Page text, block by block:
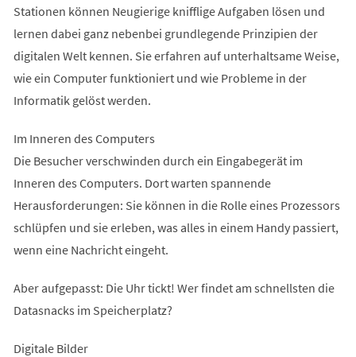
Stationen können Neugierige knifflige Aufgaben lösen und
lernen dabei ganz nebenbei grundlegende Prinzipien der
digitalen Welt kennen. Sie erfahren auf unterhaltsame Weise,
wie ein Computer funktioniert und wie Probleme in der
Informatik gelöst werden.
Im Inneren des Computers
Die Besucher verschwinden durch ein Eingabegerät im
Inneren des Computers. Dort warten spannende
Herausforderungen: Sie können in die Rolle eines Prozessors
schlüpfen und sie erleben, was alles in einem Handy passiert,
wenn eine Nachricht eingeht.
Aber aufgepasst: Die Uhr tickt! Wer findet am schnellsten die
Datasnacks im Speicherplatz?
Digitale Bilder